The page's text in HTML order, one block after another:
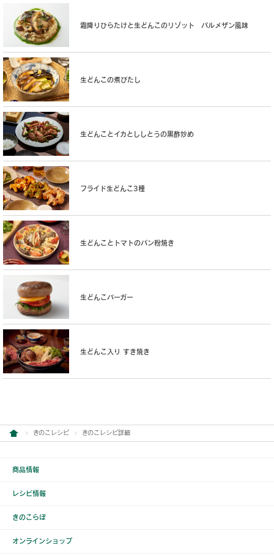
霜降りひらたけと生どんこのリゾット パルメザン風味
生どんこの煮びたし
生どんことイカとししとうの黒酢炒め
フライド生どんこ3種
生どんことトマトのパン粉焼き
生どんこバーガー
生どんこ入り すき焼き
きのこレシピ きのこレシピ詳細
商品情報
レシピ情報
きのこらぼ
オンラインショップ